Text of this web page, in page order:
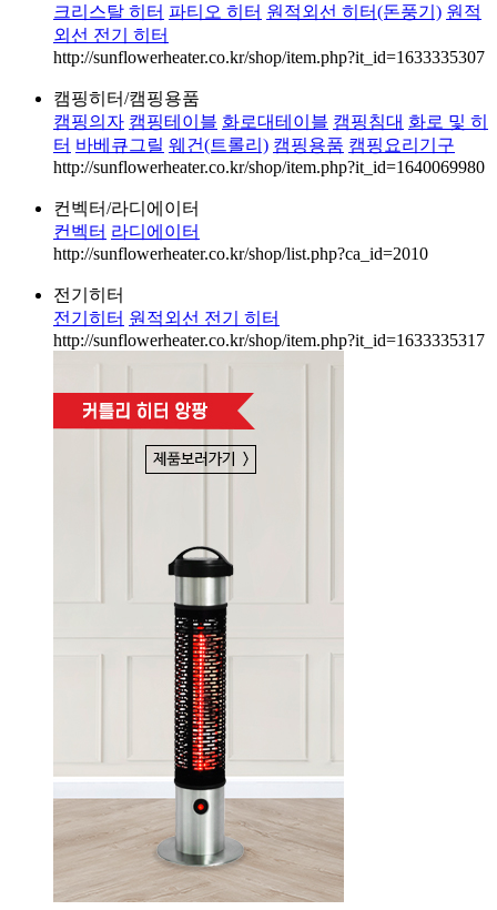
크리스탈 히터 파티오 히터 원적외선 히터(돈풍기) 원적
외선 전기 히터
http://sunflowerheater.co.kr/shop/item.php?it_id=1633335307
캠핑히터/캠핑용품
캠핑의자 캠핑테이블 화로대테이블 캠핑침대 화로 및 히
터 바베큐그릴 웨건(트롤리) 캠핑용품 캠핑요리기구
http://sunflowerheater.co.kr/shop/item.php?it_id=1640069980
컨벡터/라디에이터
컨벡터 라디에이터
http://sunflowerheater.co.kr/shop/list.php?ca_id=2010
전기히터
전기히터 원적외선 전기 히터
http://sunflowerheater.co.kr/shop/item.php?it_id=1633335317